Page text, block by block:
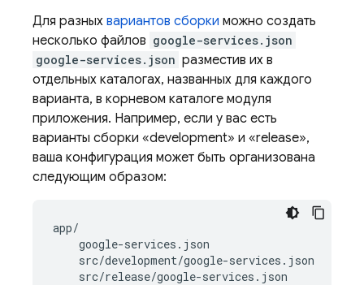
Для разных вариантов сборки можно создать
несколько файлов google-services.json
google-services.json разместив их в
отдельных каталогах, названных для каждого
варианта, в корневом каталоге модуля
приложения. Например, если у вас есть
варианты сборки «development» и «release»,
ваша конфигурация может быть организована
следующим образом:
app/
    google-services.json
    src/development/google-services.json
    src/release/google-services.json